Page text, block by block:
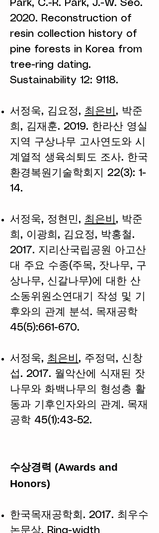
Park, C.-R. Park, J.-W. Seo.
2020. Reconstruction of
resin collection history of
pine forests in Korea from
tree-ring dating.
Sustainability 12: 9118.
서정욱, 김요정, 최은비 , 박준
희, 김재훈. 2019. 한라산 영실
지역 구상나무 고사연도와 시
계열적 생육쇠퇴도 조사. 한국
환경복원기술학회지 22(3): 1-
14.
서정욱, 정현민, 최은비 , 박준
희, 이광희, 김요정, 박홍철.
2017. 지리산국립공원 아고산
대 주요 수종(주목, 잣나무, 구
상나무, 신갈나무)에 대한 산
소동위원소연대기 작성 및 기
후와의 관계 분석. 목재공학
45(5):661-670.
서정욱, 최은비 , 주정덕, 신창
섭. 2017. 월악산에 식재된 잣
나무와 화백나무의 형성층 활
동과 기후인자와의 관계. 목재
공학 45(1):43-52.
수상경력 (Awards and
Honors)
한국목재공학회. 2017. 최우수
논문상. Ring-width